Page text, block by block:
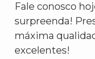
Fale conosco
surpreenda!
máxima
excelentes!